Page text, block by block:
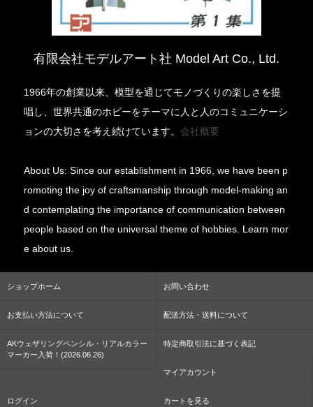
有限会社モデルアート社 Model Art Co., Ltd.
1966年の創業以来、模型を通じてモノづくりの楽しさを提
唱し、世界共通のホビーをテーマに人と人のコミュニケーシ
ョンの大切さを考え続けています。会社概要
About Us: Since our establishment in 1966, we have been p
romoting the joy of craftsmanship through model-making an
d contemplating the importance of communication between
people based on the universal theme of hobbies. Learn mor
e about us.
ショップホーム お問い合わせ
お支払い方法について 配送方法・送料について
AKウェザリングペンシル・リアルカラー
マーカー入荷！(2026.06.26)
特定商取引法に基づく表記
マイアカウント
ログイン カートを見る